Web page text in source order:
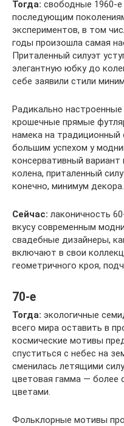
Тогда: свободные 1960-
последующим
экспериментов, в том
годы произошла самая
Приталенный силуэт
элегантную юбку до
себе заявили стили
Радикально
крошечные прямые
намека на
большим успехом у
консервативный
колена, приталенный
конечно, минимум декора.
Сейчас: лаконичность
вкусу современным
свадебные дизайнеры,
включают в свои
геометричного кроя,
70-е
Тогда: экологичные
всего мира оставить в
космические мотивы
спуститься с небес на
сменилась летящими
цветовая гамма — более
цветами.
Фольклорные мотивы